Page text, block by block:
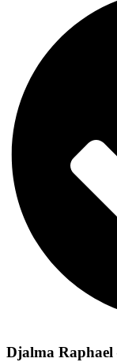
Djalma